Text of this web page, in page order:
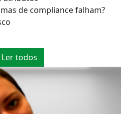
de compliance falham?
Ler todos